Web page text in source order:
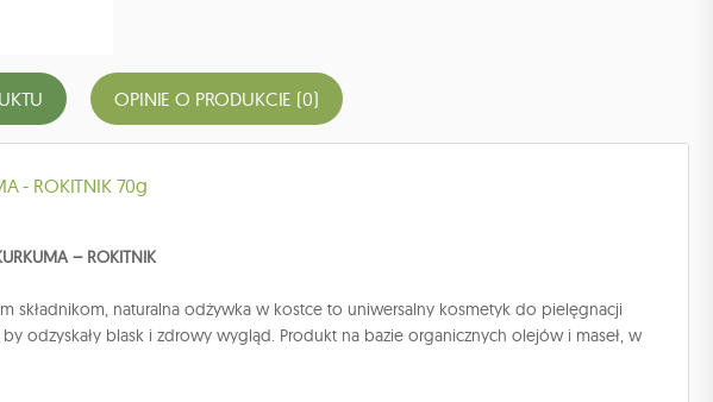
OPINIE O PRODUKCIE (0)
- ROKITNIK 70g
– ROKITNIK
składnikom, naturalna odżywka w kostce to uniwersalny kosmetyk do pielęgnacji
odzyskały blask i zdrowy wygląd. Produkt na bazie organicznych olejów i maseł, w